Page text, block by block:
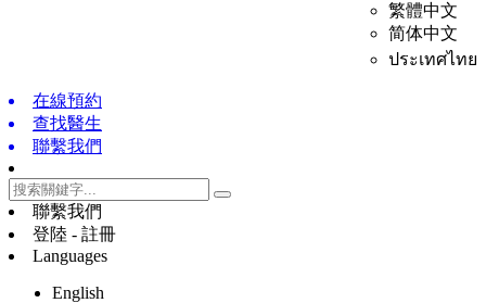
繁體中文
简体中文
ประเทศไทย
在線預約
查找醫生
聯繫我們
聯繫我們
登陸 - 註冊
Languages
English